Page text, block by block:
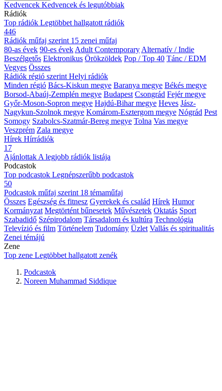
Kedvencek Kedvencek és legutóbbiak
Rádiók
Top rádiók Legtöbbet hallgatott rádiók
446
Rádiók műfaj szerint 15 zenei műfaj
80-as évek 90-es évek Adult Contemporary Alternatív / Indie
Beszélgetős Elektronikus Örökzöldek Pop / Top 40 Tánc / EDM
Vegyes Összes
Rádiók régió szerint Helyi rádiók
Minden régió Bács-Kiskun megye Baranya megye Békés megye
Borsod-Abaúj-Zemplén megye Budapest Csongrád Fejér megye
Győr-Moson-Sopron megye Hajdú-Bihar megye Heves Jász-
Nagykun-Szolnok megye Komárom-Esztergom megye Nógrád Pest
Somogy Szabolcs-Szatmár-Bereg megye Tolna Vas megye
Veszprém Zala megye
Hírek Hírrádiók
17
Ajánlottak A legjobb rádiók listája
Podcastok
Top podcastok Legnépszerűbb podcastok
50
Podcastok műfaj szerint 18 témaműfaj
Összes Egészség és fitnesz Gyerekek és család Hírek Humor
Kormányzat Megtörtént bűnesetek Művészetek Oktatás Sport
Szabadidő Szépirodalom Társadalom és kultúra Technológia
Televízió és film Történelem Tudomány Üzlet Vallás és spiritualitás
Zenei témájú
Zene
Top zene Legtöbbet hallgatott zenék
Podcastok
Noreen Muhammad Siddique